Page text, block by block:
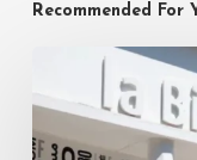
Recommended For